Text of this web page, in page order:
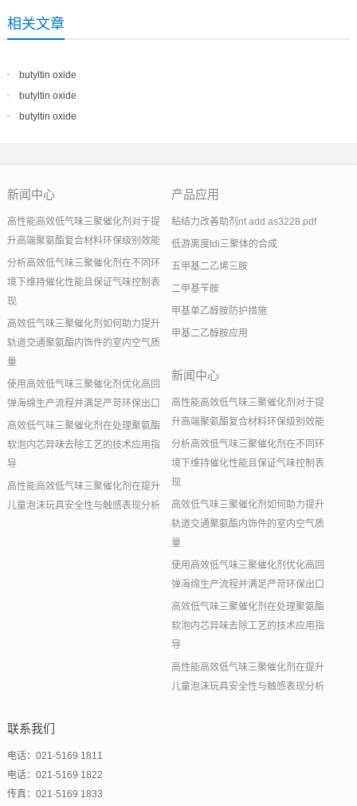
相关文章
butyltin oxide
butyltin oxide
butyltin oxide
新闻中心
高性能高效低气味三聚催化剂对于提
升高端聚氨酯复合材料环保级别效能
分析高效低气味三聚催化剂在不同环
境下维持催化性能且保证气味控制表
现
高效低气味三聚催化剂如何助力提升
轨道交通聚氨酯内饰件的室内空气质
量
使用高效低气味三聚催化剂优化高回
弹海绵生产流程并满足严苛环保出口
高效低气味三聚催化剂在处理聚氨酯
软泡内芯异味去除工艺的技术应用指
导
高性能高效低气味三聚催化剂在提升
儿童泡沫玩具安全性与触感表现分析
产品应用
粘结力改善助剂nt add as3228.pdf
低游离度tdi三聚体的合成
五甲基二乙烯三胺
二甲基苄胺
甲基单乙醇胺防护措施
甲基二乙醇胺应用
新闻中心
高性能高效低气味三聚催化剂对于提
升高端聚氨酯复合材料环保级别效能
分析高效低气味三聚催化剂在不同环
境下维持催化性能且保证气味控制表
现
高效低气味三聚催化剂如何助力提升
轨道交通聚氨酯内饰件的室内空气质
量
使用高效低气味三聚催化剂优化高回
弹海绵生产流程并满足严苛环保出口
高效低气味三聚催化剂在处理聚氨酯
软泡内芯异味去除工艺的技术应用指
导
高性能高效低气味三聚催化剂在提升
儿童泡沫玩具安全性与触感表现分析
联系我们
电话：021-5169 1811
电话：021-5169 1822
传真：021-5169 1833